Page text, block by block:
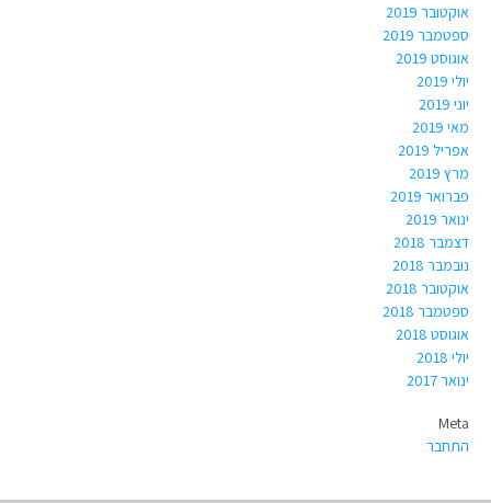
אוקטובר 2019
ספטמבר 2019
אוגוסט 2019
יולי 2019
יוני 2019
מאי 2019
אפריל 2019
מרץ 2019
פברואר 2019
ינואר 2019
דצמבר 2018
נובמבר 2018
אוקטובר 2018
ספטמבר 2018
אוגוסט 2018
יולי 2018
ינואר 2017
Meta
התחבר